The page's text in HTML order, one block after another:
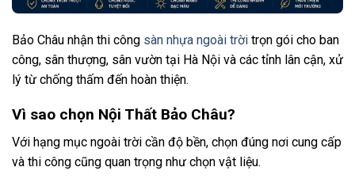
Bảo Châu nhận thi công sàn nhựa ngoài trời trọn gói cho ban
công, sân thượng, sân vườn tại Hà Nội và các tỉnh lân cận, xử
lý từ chống thấm đến hoàn thiện.
Vì sao chọn Nội Thất Bảo Châu?
Với hạng mục ngoài trời cần độ bền, chọn đúng nơi cung cấp
và thi công cũng quan trọng như chọn vật liệu.